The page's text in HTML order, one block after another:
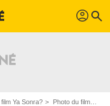
profil search
Ya Sonra? Photo du film Ya Sonra? - Photo 7